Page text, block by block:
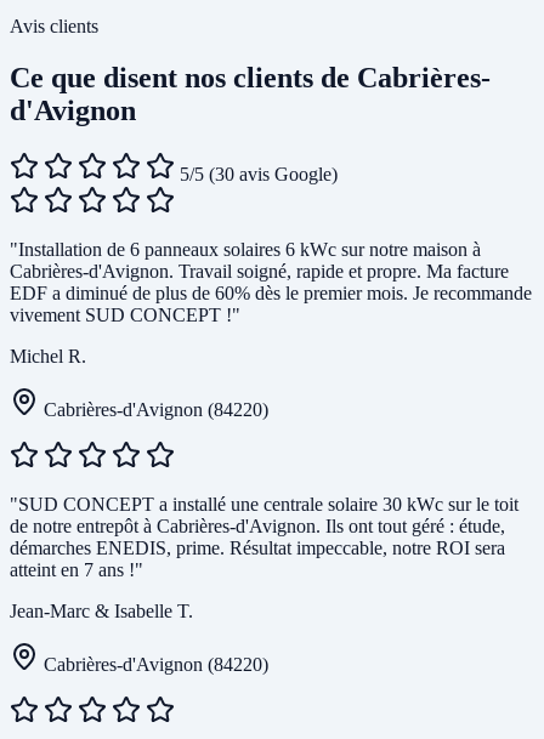
Avis clients
Ce que disent nos clients de Cabrières-
d'Avignon
5/5 (30 avis Google)
"Installation de 6 panneaux solaires 6 kWc sur notre maison à
Cabrières-d'Avignon. Travail soigné, rapide et propre. Ma facture
EDF a diminué de plus de 60% dès le premier mois. Je recommande
vivement SUD CONCEPT !"
Michel R.
Cabrières-d'Avignon (84220)
"SUD CONCEPT a installé une centrale solaire 30 kWc sur le toit
de notre entrepôt à Cabrières-d'Avignon. Ils ont tout géré : étude,
démarches ENEDIS, prime. Résultat impeccable, notre ROI sera
atteint en 7 ans !"
Jean-Marc & Isabelle T.
Cabrières-d'Avignon (84220)